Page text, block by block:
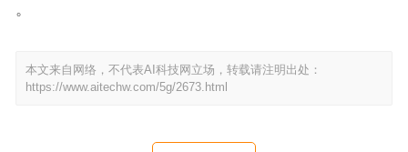
。
本文来自网络，不代表AI科技网立场，转载请注明出处：
https://www.aitechw.com/5g/2673.html